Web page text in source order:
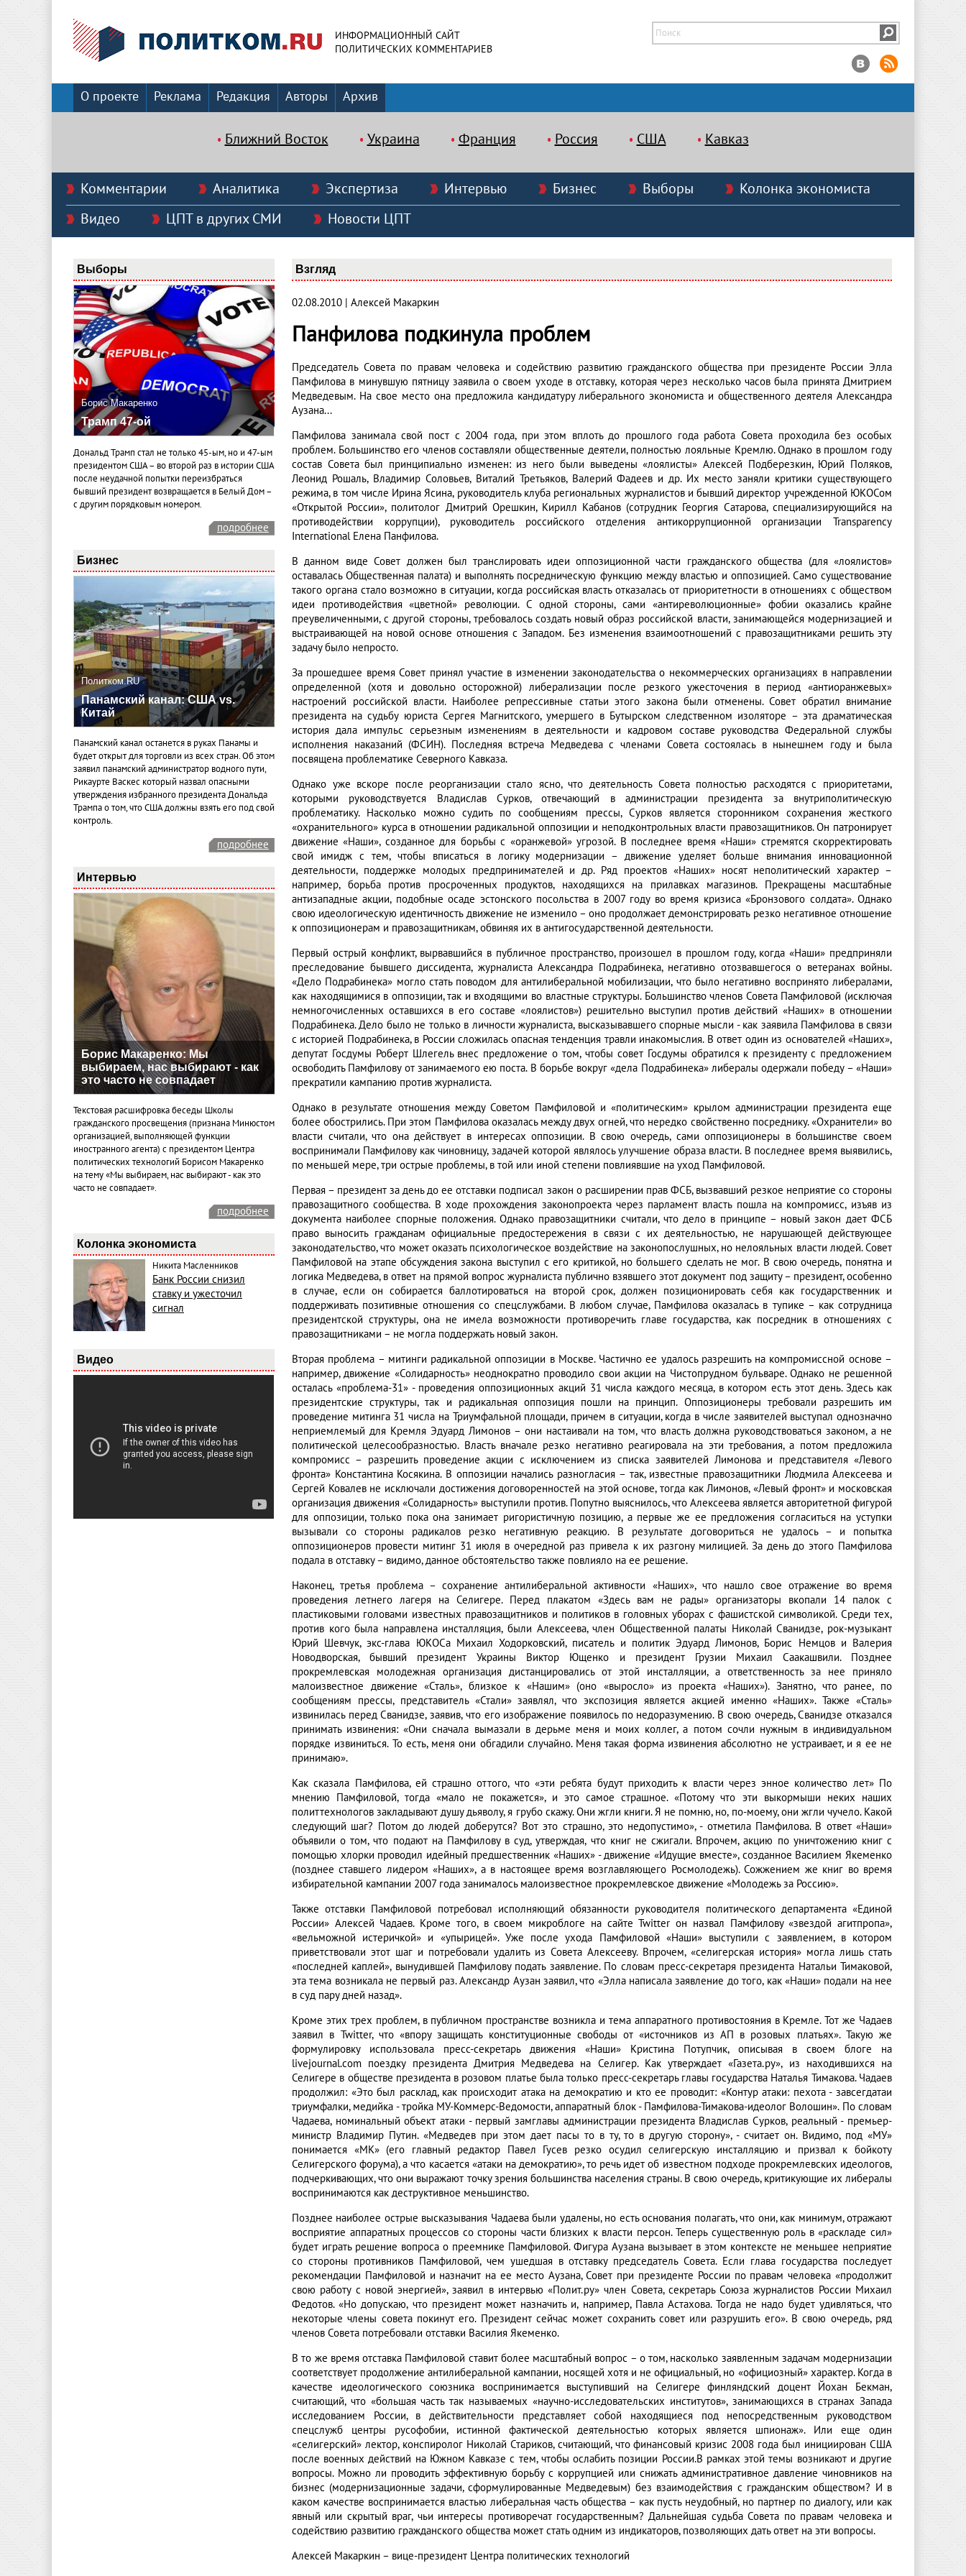
ИНФОРМАЦИОННЫЙ САЙТ
ПОЛИТИЧЕСКИХ КОММЕНТАРИЕВ
О проекте Реклама Редакция Авторы Архив
Ближний Восток Украина Франция Россия США Кавказ
Комментарии Аналитика Экспертиза Интервью Бизнес Выборы
Колонка экономиста
Видео
ЦПТ в других СМИ Новости ЦПТ
Выборы
Борис Макаренко
Трамп 47-ой
Дональд Трамп стал не только 45-ым, но и 47-ым
президентом США – во второй раз в истории США
после неудачной попытки переизбраться
бывший президент возвращается в Белый Дом –
с другим порядковым номером.
подробнее
Бизнес
Политком.RU
Панамский канал: США vs.
Китай
Панамский канал останется в руках Панамы и
будет открыт для торговли из всех стран. Об этом
заявил панамский администратор водного пути,
Рикаурте Васкес который назвал опасными
утверждения избранного президента Дональда
Трампа о том, что США должны взять его под свой
контроль.
подробнее
Интервью
Борис Макаренко: Мы
выбираем, нас выбирают - как
это часто не совпадает
Текстовая расшифровка беседы Школы
гражданского просвещения (признана Минюстом
организацией, выполняющей функции
иностранного агента) с президентом Центра
политических технологий Борисом Макаренко
на тему «Мы выбираем, нас выбирают - как это
часто не совпадает».
подробнее
Колонка экономиста
Никита Масленников
Банк России снизил
ставку и ужесточил
сигнал
Видео
Взгляд
02.08.2010 | Алексей Макаркин
Панфилова подкинула проблем
Председатель Совета по правам человека и содействию развитию гражданского общества при президенте России Элла
Памфилова в минувшую пятницу заявила о своем уходе в отставку, которая через несколько часов была принята Дмитрием
Медведевым. На свое место она предложила кандидатуру либерального экономиста и общественного деятеля Александра
Аузана...
Памфилова занимала свой пост с 2004 года, при этом вплоть до прошлого года работа Совета проходила без особых
проблем. Большинство его членов составляли общественные деятели, полностью лояльные Кремлю. Однако в прошлом году
состав Совета был принципиально изменен: из него были выведены «лоялисты» Алексей Подберезкин, Юрий Поляков,
Леонид Рошаль, Владимир Соловьев, Виталий Третьяков, Валерий Фадеев и др. Их место заняли критики существующего
режима, в том числе Ирина Ясина, руководитель клуба региональных журналистов и бывший директор учрежденной ЮКОСом
«Открытой России», политолог Дмитрий Орешкин, Кирилл Кабанов (сотрудник Георгия Сатарова, специализирующийся на
противодействии коррупции), руководитель российского отделения антикоррупционной организации Transparency
International Елена Панфилова.
В данном виде Совет должен был транслировать идеи оппозиционной части гражданского общества (для «лоялистов»
оставалась Общественная палата) и выполнять посредническую функцию между властью и оппозицией. Само существование
такого органа стало возможно в ситуации, когда российская власть отказалась от приоритетности в отношениях с обществом
идеи противодействия «цветной» революции. С одной стороны, сами «антиреволюционные» фобии оказались крайне
преувеличенными, с другой стороны, требовалось создать новый образ российской власти, занимающейся модернизацией и
выстраивающей на новой основе отношения с Западом. Без изменения взаимоотношений с правозащитниками решить эту
задачу было непросто.
За прошедшее время Совет принял участие в изменении законодательства о некоммерческих организациях в направлении
определенной (хотя и довольно осторожной) либерализации после резкого ужесточения в период «антиоранжевых»
настроений российской власти. Наиболее репрессивные статьи этого закона были отменены. Совет обратил внимание
президента на судьбу юриста Сергея Магнитского, умершего в Бутырском следственном изоляторе – эта драматическая
история дала импульс серьезным изменениям в деятельности и кадровом составе руководства Федеральной службы
исполнения наказаний (ФСИН). Последняя встреча Медведева с членами Совета состоялась в нынешнем году и была
посвящена проблематике Северного Кавказа.
Однако уже вскоре после реорганизации стало ясно, что деятельность Совета полностью расходятся с приоритетами,
которыми руководствуется Владислав Сурков, отвечающий в администрации президента за внутриполитическую
проблематику. Насколько можно судить по сообщениям прессы, Сурков является сторонником сохранения жесткого
«охранительного» курса в отношении радикальной оппозиции и неподконтрольных власти правозащитников. Он патронирует
движение «Наши», созданное для борьбы с «оранжевой» угрозой. В последнее время «Наши» стремятся скорректировать
свой имидж с тем, чтобы вписаться в логику модернизации – движение уделяет больше внимания инновационной
деятельности, поддержке молодых предпринимателей и др. Ряд проектов «Наших» носят неполитический характер –
например, борьба против просроченных продуктов, находящихся на прилавках магазинов. Прекращены масштабные
антизападные акции, подобные осаде эстонского посольства в 2007 году во время кризиса «Бронзового солдата». Однако
свою идеологическую идентичность движение не изменило – оно продолжает демонстрировать резко негативное отношение
к оппозиционерам и правозащитникам, обвиняя их в антигосударственной деятельности.
Первый острый конфликт, вырвавшийся в публичное пространство, произошел в прошлом году, когда «Наши» предприняли
преследование бывшего диссидента, журналиста Александра Подрабинека, негативно отозвавшегося о ветеранах войны.
«Дело Подрабинека» могло стать поводом для антилиберальной мобилизации, что было негативно воспринято либералами,
как находящимися в оппозиции, так и входящими во властные структуры. Большинство членов Совета Памфиловой (исключая
немногочисленных оставшихся в его составе «лоялистов») решительно выступил против действий «Наших» в отношении
Подрабинека. Дело было не только в личности журналиста, высказывавшего спорные мысли - как заявила Памфилова в связи
с историей Подрабинека, в России сложилась опасная тенденция травли инакомыслия. В ответ один из основателей «Наших»,
депутат Госдумы Роберт Шлегель внес предложение о том, чтобы совет Госдумы обратился к президенту с предложением
освободить Памфилову от занимаемого ею поста. В борьбе вокруг «дела Подрабинека» либералы одержали победу – «Наши»
прекратили кампанию против журналиста.
Однако в результате отношения между Советом Памфиловой и «политическим» крылом администрации президента еще
более обострились. При этом Памфилова оказалась между двух огней, что нередко свойственно посреднику. «Охранители» во
власти считали, что она действует в интересах оппозиции. В свою очередь, сами оппозиционеры в большинстве своем
воспринимали Памфилову как чиновницу, задачей которой являлось улучшение образа власти. В последнее время выявились,
по меньшей мере, три острые проблемы, в той или иной степени повлиявшие на уход Памфиловой.
Первая – президент за день до ее отставки подписал закон о расширении прав ФСБ, вызвавший резкое неприятие со стороны
правозащитного сообщества. В ходе прохождения законопроекта через парламент власть пошла на компромисс, изъяв из
документа наиболее спорные положения. Однако правозащитники считали, что дело в принципе – новый закон дает ФСБ
право выносить гражданам официальные предостережения в связи с их деятельностью, не нарушающей действующее
законодательство, что может оказать психологическое воздействие на законопослушных, но нелояльных власти людей. Совет
Памфиловой на этапе обсуждения закона выступил с его критикой, но большего сделать не мог. В свою очередь, понятна и
логика Медведева, в ответ на прямой вопрос журналиста публично взявшего этот документ под защиту – президент, особенно
в случае, если он собирается баллотироваться на второй срок, должен позиционировать себя как государственник и
поддерживать позитивные отношения со спецслужбами. В любом случае, Памфилова оказалась в тупике – как сотрудница
президентской структуры, она не имела возможности противоречить главе государства, как посредник в отношениях с
правозащитниками – не могла поддержать новый закон.
Вторая проблема – митинги радикальной оппозиции в Москве. Частично ее удалось разрешить на компромиссной основе –
например, движение «Солидарность» неоднократно проводило свои акции на Чистопрудном бульваре. Однако не решенной
осталась «проблема-31» - проведения оппозиционных акций 31 числа каждого месяца, в котором есть этот день. Здесь как
президентские структуры, так и радикальная оппозиция пошли на принцип. Оппозиционеры требовали разрешить им
проведение митинга 31 числа на Триумфальной площади, причем в ситуации, когда в числе заявителей выступал однозначно
неприемлемый для Кремля Эдуард Лимонов – они настаивали на том, что власть должна руководствоваться законом, а не
политической целесообразностью. Власть вначале резко негативно реагировала на эти требования, а потом предложила
компромисс – разрешить проведение акции с исключением из списка заявителей Лимонова и представителя «Левого
фронта» Константина Косякина. В оппозиции начались разногласия – так, известные правозащитники Людмила Алексеева и
Сергей Ковалев не исключали достижения договоренностей на этой основе, тогда как Лимонов, «Левый фронт» и московская
организация движения «Солидарность» выступили против. Попутно выяснилось, что Алексеева является авторитетной фигурой
для оппозиции, только пока она занимает ригористичную позицию, а первые же ее предложения согласиться на уступки
вызывали со стороны радикалов резко негативную реакцию. В результате договориться не удалось – и попытка
оппозиционеров провести митинг 31 июля в очередной раз привела к их разгону милицией. За день до этого Памфилова
подала в отставку – видимо, данное обстоятельство также повлияло на ее решение.
Наконец, третья проблема – сохранение антилиберальной активности «Наших», что нашло свое отражение во время
проведения летнего лагеря на Селигере. Перед плакатом «Здесь вам не рады» организаторы вкопали 14 палок с
пластиковыми головами известных правозащитников и политиков в головных уборах с фашистской символикой. Среди тех,
против кого была направлена инсталляция, были Алексеева, член Общественной палаты Николай Сванидзе, рок-музыкант
Юрий Шевчук, экс-глава ЮКОСа Михаил Ходорковский, писатель и политик Эдуард Лимонов, Борис Немцов и Валерия
Новодворская, бывший президент Украины Виктор Ющенко и президент Грузии Михаил Саакашвили. Позднее
прокремлевская молодежная организация дистанцировались от этой инсталляции, а ответственность за нее приняло
малоизвестное движение «Сталь», близкое к «Нашим» (оно «выросло» из проекта «Наших»). Занятно, что ранее, по
сообщениям прессы, представитель «Стали» заявлял, что экспозиция является акцией именно «Наших». Также «Сталь»
извинилась перед Сванидзе, заявив, что его изображение появилось по недоразумению. В свою очередь, Сванидзе отказался
принимать извинения: «Они сначала вымазали в дерьме меня и моих коллег, а потом сочли нужным в индивидуальном
порядке извиниться. То есть, меня они обгадили случайно. Меня такая форма извинения абсолютно не устраивает, и я ее не
принимаю».
Как сказала Памфилова, ей страшно оттого, что «эти ребята будут приходить к власти через энное количество лет» По
мнению Памфиловой, тогда «мало не покажется», и это самое страшное. «Потому что эти выкормыши неких наших
политтехнологов закладывают душу дьяволу, я грубо скажу. Они жгли книги. Я не помню, но, по-моему, они жгли чучело. Какой
следующий шаг? Потом до людей доберутся? Вот это страшно, это недопустимо», - отметила Памфилова. В ответ «Наши»
объявили о том, что подают на Памфилову в суд, утверждая, что книг не сжигали. Впрочем, акцию по уничтожению книг с
помощью хлорки проводил идейный предшественник «Наших» - движение «Идущие вместе», созданное Василием Якеменко
(позднее ставшего лидером «Наших», а в настоящее время возглавляющего Росмолодежь). Сожжением же книг во время
избирательной кампании 2007 года занималось малоизвестное прокремлевское движение «Молодежь за Россию».
Также отставки Памфиловой потребовал исполняющий обязанности руководителя политического департамента «Единой
России» Алексей Чадаев. Кроме того, в своем микроблоге на сайте Twitter он назвал Памфилову «звездой агитпропа»,
«вельможной истеричкой» и «упырицей». Уже после ухода Памфиловой «Наши» выступили с заявлением, в котором
приветствовали этот шаг и потребовали удалить из Совета Алексееву. Впрочем, «селигерская история» могла лишь стать
«последней каплей», вынудившей Памфилову подать заявление. По словам пресс-секретаря президента Натальи Тимаковой,
эта тема возникала не первый раз. Александр Аузан заявил, что «Элла написала заявление до того, как «Наши» подали на нее
в суд пару дней назад».
Кроме этих трех проблем, в публичном пространстве возникла и тема аппаратного противостояния в Кремле. Тот же Чадаев
заявил в Twitter, что «впору защищать конституционные свободы от «источников из АП в розовых платьях». Такую же
формулировку использовала пресс-секретарь движения «Наши» Кристина Потупчик, описывая в своем блоге на
livejournal.com поездку президента Дмитрия Медведева на Селигер. Как утверждает «Газета.ру», из находившихся на
Селигере в обществе президента в розовом платье была только пресс-секретарь главы государства Наталья Тимакова. Чадаев
продолжил: «Это был расклад, как происходит атака на демократию и кто ее проводит: «Контур атаки: пехота - завсегдатаи
триумфалки, медийка - тройка МУ-Коммерс-Ведомости, аппаратный блок - Памфилова-Тимакова-идеолог Волошин». По словам
Чадаева, номинальный объект атаки - первый замглавы администрации президента Владислав Сурков, реальный - премьер-
министр Владимир Путин. «Медведев при этом дает пасы то в ту, то в другую сторону», - считает он. Видимо, под «МУ»
понимается «МК» (его главный редактор Павел Гусев резко осудил селигерскую инсталляцию и призвал к бойкоту
Селигерского форума), а что касается «атаки на демократию», то речь идет об известном подходе прокремлевских идеологов,
подчеркивающих, что они выражают точку зрения большинства населения страны. В свою очередь, критикующие их либералы
воспринимаются как деструктивное меньшинство.
Позднее наиболее острые высказывания Чадаева были удалены, но есть основания полагать, что они, как минимум, отражают
восприятие аппаратных процессов со стороны части близких к власти персон. Теперь существенную роль в «раскладе сил»
будет играть решение вопроса о преемнике Памфиловой. Фигура Аузана вызывает в этом контексте не меньшее неприятие
со стороны противников Памфиловой, чем ушедшая в отставку председатель Совета. Если глава государства последует
рекомендации Памфиловой и назначит на ее место Аузана, Совет при президенте России по правам человека «продолжит
свою работу с новой энергией», заявил в интервью «Полит.ру» член Совета, секретарь Союза журналистов России Михаил
Федотов. «Но допускаю, что президент может назначить и, например, Павла Астахова. Тогда не надо будет удивляться, что
некоторые члены совета покинут его. Президент сейчас может сохранить совет или разрушить его». В свою очередь, ряд
членов Совета потребовали отставки Василия Якеменко.
В то же время отставка Памфиловой ставит более масштабный вопрос – о том, насколько заявленным задачам модернизации
соответствует продолжение антилиберальной кампании, носящей хотя и не официальный, но «официозный» характер. Когда в
качестве идеологического союзника воспринимается выступивший на Селигере финляндский доцент Йохан Бекман,
считающий, что «большая часть так называемых «научно-исследовательских институтов», занимающихся в странах Запада
исследованием России, в действительности представляет собой находящиеся под непосредственным руководством
спецслужб центры русофобии, истинной фактической деятельностью которых является шпионаж». Или еще один
«селигерский» лектор, конспиролог Николай Стариков, считающий, что финансовый кризис 2008 года был инициирован США
после военных действий на Южном Кавказе с тем, чтобы ослабить позиции России.В рамках этой темы возникают и другие
вопросы. Можно ли проводить эффективную борьбу с коррупцией или снижать административное давление чиновников на
бизнес (модернизационные задачи, сформулированные Медведевым) без взаимодействия с гражданским обществом? И в
каком качестве воспринимается властью либеральная часть общества – как пусть неудобный, но партнер по диалогу, или как
явный или скрытый враг, чьи интересы противоречат государственным? Дальнейшая судьба Совета по правам человека и
содействию развитию гражданского общества может стать одним из индикаторов, позволяющих дать ответ на эти вопросы.
Алексей Макаркин – вице-президент Центра политических технологий